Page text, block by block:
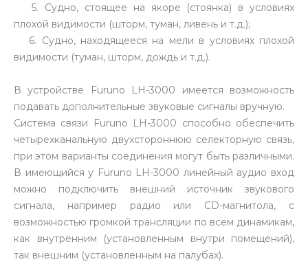
5. Судно, стоящее на якоре (стоянка) в условиях
плохой видимости (шторм, туман, ливень и т.д.);
6. Судно, находящееся на мели в условиях плохой
видимости (туман, шторм, дождь и т.д.).
В устройстве Furuno LH-3000 имеется возможность
подавать дополнительные звуковые сигналы вручную.
Система связи Furuno LH-3000 способно обеспечить
четырехканальную двухстороннюю селекторную связь,
при этом варианты соединения могут быть различными.
В имеющийся у Furuno LH-3000 линейный аудио вход
можно подключить внешний источник звукового
сигнала, например радио или СD-магнитола, с
возможностью громкой трансляции по всем динамикам,
как внутренним (установленным внутри помещений),
так внешним (установленным на палубах).